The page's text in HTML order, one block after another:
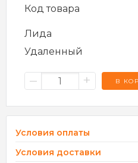
Код товара
Лида
Удаленный
– + В
Условия оплаты
Условия доставки